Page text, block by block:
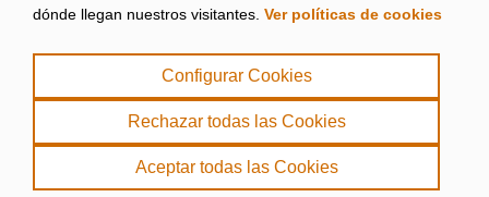
dónde llegan nuestros visitantes. Ver políticas de cookies
Configurar Cookies
Rechazar todas las Cookies
Aceptar todas las Cookies
Aviso legal
|
Política de Privacidad
|
. misPeces Copyright 2000 - 2026. Todos los derechos reservados